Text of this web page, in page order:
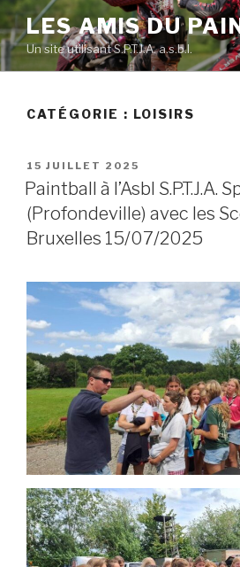
Skip
to
content
LES AMIS DU
Un site utilisant S.P.T.J.A. a.s.b.l.
CATÉGORIE : LOISIRS
POSTED
ON
15 JUILLET 2025
Paintball à l’Asbl S.P.T.J.A.
(Profondeville) avec les
Bruxelles 15/07/2025